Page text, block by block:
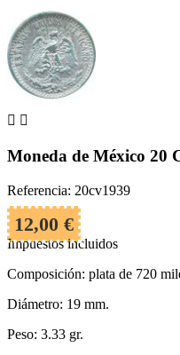
 
Moneda de México 20
Referencia: 20cv1939
12,00 €
Impuestos incluidos
Composición: plata de 720
Diámetro: 19 mm.
Peso: 3.33 gr.